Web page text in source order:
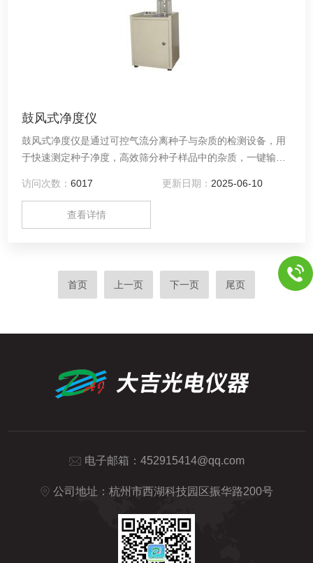
鼓风式净度仪
鼓风式净度仪是通过可控气流分离种子与杂质的检测设备，用
于快速测定种子净度，高效筛分种子样品中的杂质，一键输出
访问次数：6017 更新日期： 2025-06-10
查看详情
首页 上一页 下一页 尾页
电子邮箱： 452915414@qq.com
公司地址：杭州市西湖科技园区振华路200号